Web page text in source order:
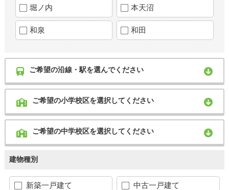
堀ノ内 本天沼
和泉 和田
ご希望の沿線・駅を選んでください
ご希望の小学校区を選択してください
ご希望の中学校区を選択してください
建物種別
新築一戸建て 中古一戸建て